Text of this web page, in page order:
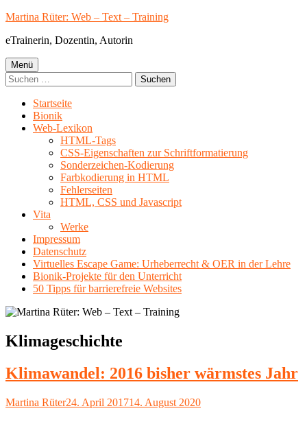
Springe
Inhalt
Martina Rüter: Web – Text – Training
eTrainerin, Dozentin, Autorin
Primäres
Menü
Menü
Suchen
nach:
Startseite
Bionik
Web-Lexikon
HTML-Tags
CSS-Eigenschaften zur Schriftformatierung
Sonderzeichen-Kodierung
Farbkodierung in HTML
Fehlerseiten
HTML, CSS und Javascript
Vita
Werke
Impressum
Datenschutz
Virtuelles Escape Game: Urheberrecht & OER in der Lehre
Bionik-Projekte für den Unterricht
50 Tipps für barrierefreie Websites
Schlagwort:
Klimageschichte
Klimawandel: 2016 bisher wärmstes Jahr
Autor
Martina RüterVeröffentlicht
24. April 201714. August 2020